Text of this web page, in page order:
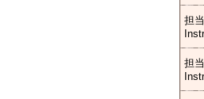
担
担